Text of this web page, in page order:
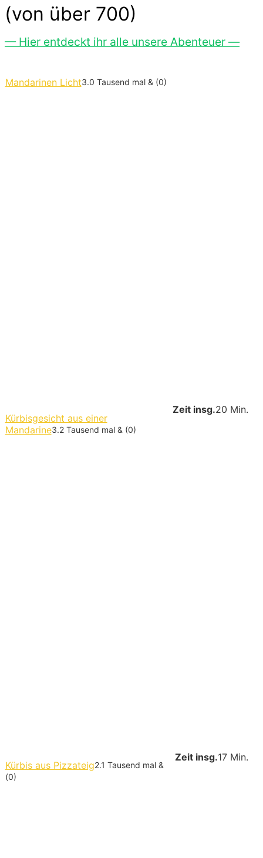
(von über 700)
— Hier entdeckt ihr alle unsere Abenteuer —
Mandarinen Licht3.0 Tausend mal & (0)
Zeit insg.20 Min.
Kürbisgesicht aus einer
Mandarine3.2 Tausend mal & (0)
Zeit insg.17 Min.
Kürbis aus Pizzateig2.1 Tausend mal &
(0)